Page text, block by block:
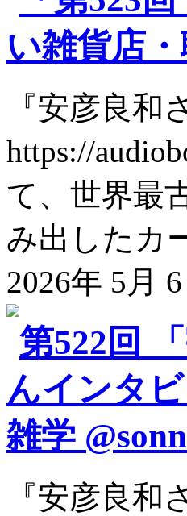
い雑貨店
『安彦良
https://
て、世界最
み出したカ
2026年 5月 6
第522回
んインタ
雑学
『安彦良